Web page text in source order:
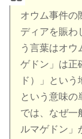
オウム事件の
ディアを賑わ
う言葉はオウ
ゲドン」は正
ド）」という
という意味の
では、なぜ一
ルマゲドン」